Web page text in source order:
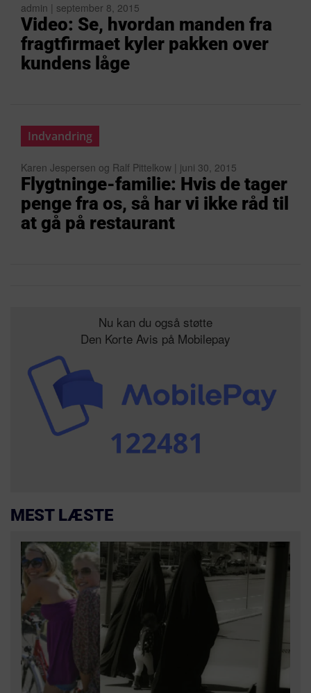
admin | september 8, 2015
Video: Se, hvordan manden fra
fragtfirmaet kyler pakken over
kundens låge
Indvandring
Karen Jespersen og Ralf Pittelkow | juni 30, 2015
Flygtninge-familie: Hvis de tager
penge fra os, så har vi ikke råd til
at gå på restaurant
Nu kan du også støtte
Den Korte Avis på Mobilepay
MEST LÆSTE